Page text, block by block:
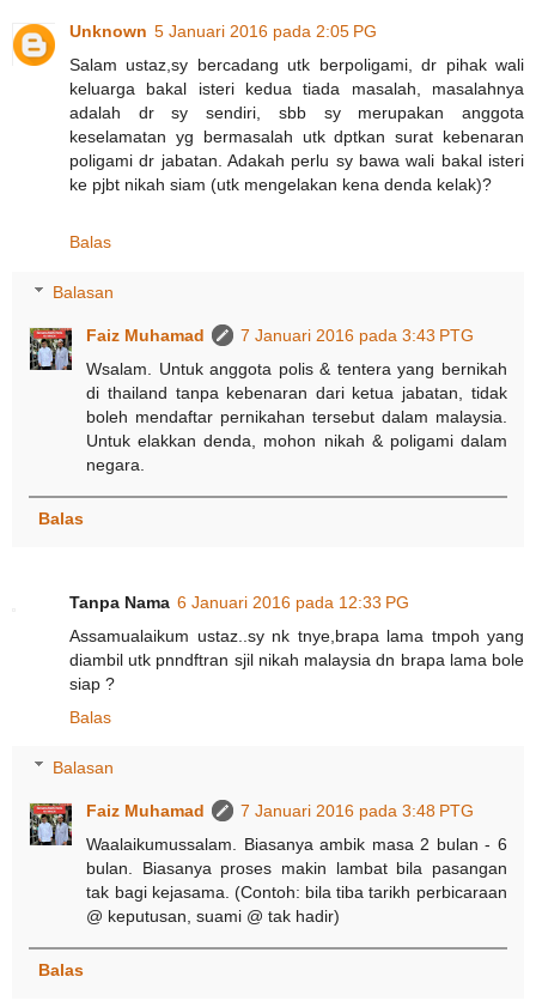
Unknown 5 Januari 2016 pada 2:05 PG
Salam ustaz,sy bercadang utk berpoligami, dr pihak wali
keluarga bakal isteri kedua tiada masalah, masalahnya
adalah dr sy sendiri, sbb sy merupakan anggota
keselamatan yg bermasalah utk dptkan surat kebenaran
poligami dr jabatan. Adakah perlu sy bawa wali bakal isteri
ke pjbt nikah siam (utk mengelakan kena denda kelak)?
Balas
Balasan
Faiz Muhamad
7 Januari 2016 pada 3:43 PTG
Wsalam. Untuk anggota polis & tentera yang bernikah
di thailand tanpa kebenaran dari ketua jabatan, tidak
boleh mendaftar pernikahan tersebut dalam malaysia.
Untuk elakkan denda, mohon nikah & poligami dalam
negara.
Balas
Tanpa Nama 6 Januari 2016 pada 12:33 PG
Assamualaikum ustaz..sy nk tnye,brapa lama tmpoh yang
diambil utk pnndftran sjil nikah malaysia dn brapa lama bole
siap ?
Balas
Balasan
Faiz Muhamad
7 Januari 2016 pada 3:48 PTG
Waalaikumussalam. Biasanya ambik masa 2 bulan - 6
bulan. Biasanya proses makin lambat bila pasangan
tak bagi kejasama. (Contoh: bila tiba tarikh perbicaraan
@ keputusan, suami @ tak hadir)
Balas